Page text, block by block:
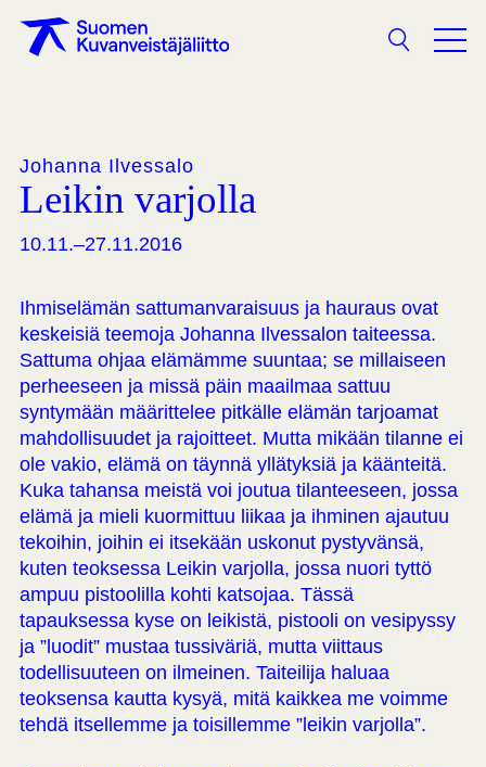
Haku
Johanna Ilvessalo
Leikin varjolla
10.11.–27.11.2016
Ihmiselämän sattumanvaraisuus ja hauraus ovat
keskeisiä teemoja Johanna Ilvessalon taiteessa.
Sattuma ohjaa elämämme suuntaa; se millaiseen
perheeseen ja missä päin maailmaa sattuu
syntymään määrittelee pitkälle elämän tarjoamat
mahdollisuudet ja rajoitteet. Mutta mikään tilanne ei
ole vakio, elämä on täynnä yllätyksiä ja käänteitä.
Kuka tahansa meistä voi joutua tilanteeseen, jossa
elämä ja mieli kuormittuu liikaa ja ihminen ajautuu
tekoihin, joihin ei itsekään uskonut pystyvänsä,
kuten teoksessa Leikin varjolla, jossa nuori tyttö
ampuu pistoolilla kohti katsojaa. Tässä
tapauksessa kyse on leikistä, pistooli on vesipyssy
ja ”luodit” mustaa tussiväriä, mutta viittaus
todellisuuteen on ilmeinen. Taiteilija haluaa
teoksensa kautta kysyä, mitä kaikkea me voimme
tehdä itsellemme ja toisillemme ”leikin varjolla”.